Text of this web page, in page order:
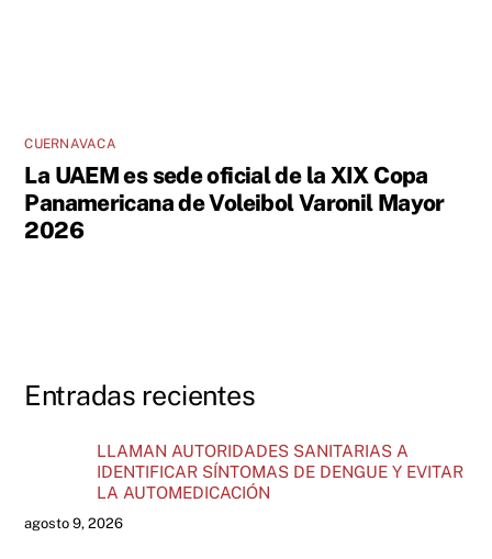
CUERNAVACA
La UAEM es sede oficial de la XIX Copa
Panamericana de Voleibol Varonil Mayor
2026
Entradas recientes
LLAMAN AUTORIDADES SANITARIAS A
IDENTIFICAR SÍNTOMAS DE DENGUE Y EVITAR
LA AUTOMEDICACIÓN
agosto 9, 2026